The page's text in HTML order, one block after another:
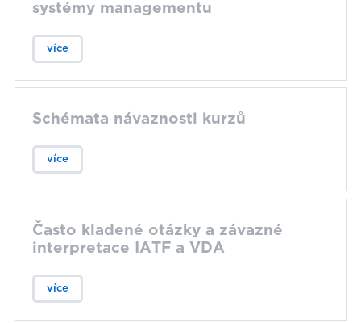
systémy managementu
více
Schémata návaznosti kurzů
více
Často kladené otázky a závazné
interpretace IATF a VDA
více